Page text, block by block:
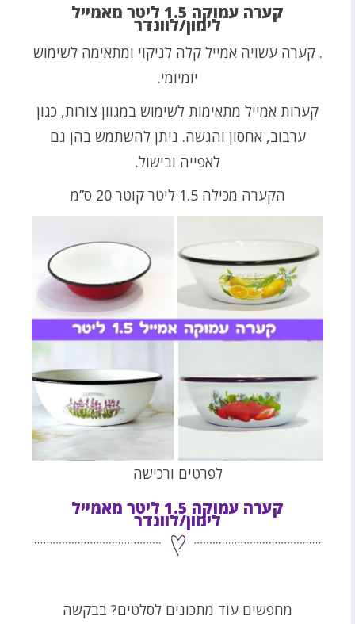
קערה עמוקה 1.5 ליטר מאמייל
לימון/לוונדר
. קערה עשויה אמייל קלה לניקוי ומתאימה לשימוש
יומיומי.
קערות אמייל מתאימות לשימוש במגוון צורות, כגון
ערבוב, אחסון והגשה. ניתן להשתמש בהן גם
לאפייה ובישול.
הקערה מכילה 1.5 ליטר קוטר 20 ס”מ
לפרטים ורכישה
קערה עמוקה 1.5 ליטר מאמייל
לימון/לוונדר
מחפשים עוד מתכונים לסלטים? בבקשה